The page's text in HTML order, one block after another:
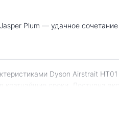
кратчайшие сроки. Доступна